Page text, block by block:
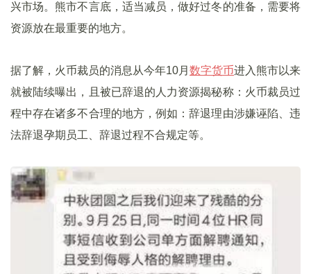
兴市场。熊市不言底，适当减员，做好过冬的准备，需要将
资源放在最重要的地方。
据了解，火币裁员的消息从今年10月 数字货币进入熊市以来
就被陆续曝出，且被已辞退的人力资源揭秘称：火币裁员过
程中存在诸多不合理的地方，例如：辞退理由涉嫌诬陷、违
法辞退孕期员工、辞退过程不合规定等。